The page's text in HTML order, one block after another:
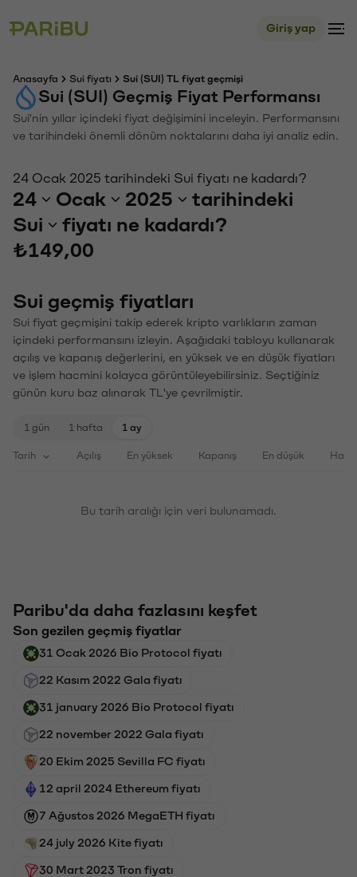
Giriş yap
Anasayfa Sui fiyatı Sui (SUI) TL fiyat geçmişi
Sui (SUI) Geçmiş Fiyat Performansı
Sui'nin yıllar içindeki fiyat değişimini inceleyin. Performansını
ve tarihindeki önemli dönüm noktalarını daha iyi analiz edin.
24 Ocak 2025 tarihindeki Sui fiyatı ne kadardı?
24 Ocak 2025
tarihindeki
Sui
fiyatı ne kadardı?
₺149,00
Sui geçmiş fiyatları
Sui fiyat geçmişini takip ederek kripto varlıkların zaman
içindeki performansını izleyin. Aşağıdaki tabloyu kullanarak
açılış ve kapanış değerlerini, en yüksek ve en düşük fiyatları
ve işlem hacmini kolayca görüntüleyebilirsiniz. Seçtiğiniz
günün kuru baz alınarak TL'ye çevrilmiştir.
1 gün 1 hafta 1 ay
Tarih Açılış En yüksek Kapanış En düşük
Bu tarih aralığı için veri bulunamadı.
Paribu'da daha fazlasını keşfet
Son gezilen geçmiş fiyatlar
31 Ocak 2026 Bio Protocol fiyatı
22 Kasım 2022 Gala fiyatı
31 january 2026 Bio Protocol fiyatı
22 november 2022 Gala fiyatı
20 Ekim 2025 Sevilla FC fiyatı
12 april 2024 Ethereum fiyatı
7 Ağustos 2026 MegaETH fiyatı
24 july 2026 Kite fiyatı
30 Mart 2023 Tron fiyatı